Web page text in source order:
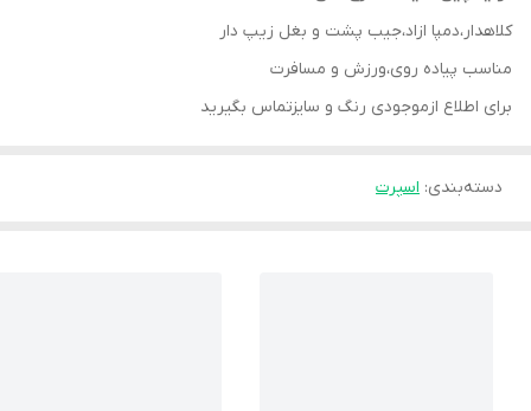
کلاهدار،دمپا ازاد،جیب پشت و بغل زیپ دار
مناسب پیاده روی،ورزش و مسافرت
برای اطلاع ازموجودی رنگ و سایزتماس بگیرید
دسته‌بندی: اسپرت